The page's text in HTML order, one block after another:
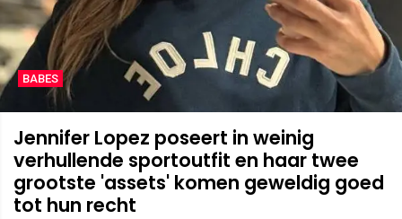
BABES
Jennifer Lopez poseert in weinig
verhullende sportoutfit en haar twee
grootste 'assets' komen geweldig goed
tot hun recht